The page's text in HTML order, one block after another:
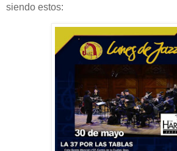
siendo estos: